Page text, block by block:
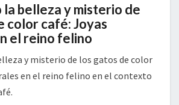
la belleza y misterio de
color café: Joyas
el reino felino
y misterio de los gatos de color
en el reino felino en el contexto